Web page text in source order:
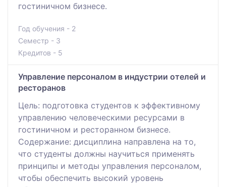
гостиничном бизнесе.
Год обучения - 2
Семестр - 3
Кредитов - 5
Управление персоналом в индустрии отелей и
ресторанов
Цель: подготовка студентов к эффективному
управлению человеческими ресурсами в
гостиничном и ресторанном бизнесе.
Содержание: дисциплина направлена на то,
что студенты должны научиться применять
принципы и методы управления персоналом,
чтобы обеспечить высокий уровень